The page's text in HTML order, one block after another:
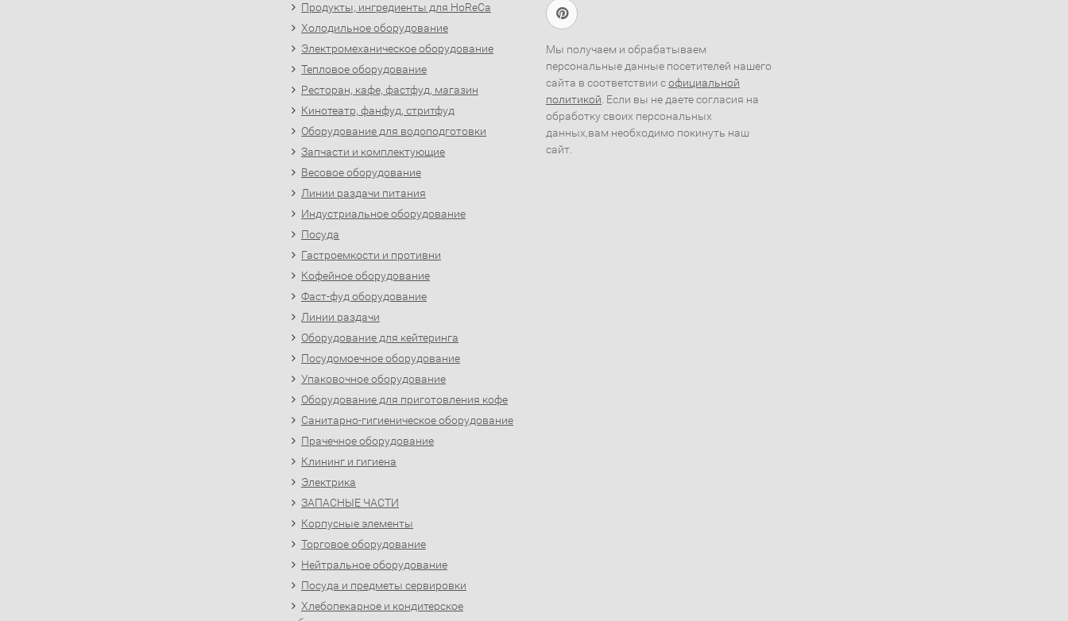
Продукты, ингредиенты для HoReCa
Холодильное оборудование
Электромеханическое оборудование
Тепловое оборудование
Ресторан, кафе, фастфуд, магазин
Кинотеатр, фанфуд, стритфуд
Оборудование для водоподготовки
Запчасти и комплектующие
Весовое оборудование
Линии раздачи питания
Индустриальное оборудование
Посуда
Гастроемкости и противни
Кофейное оборудование
Фаст-фуд оборудование
Линии раздачи
Оборудование для кейтеринга
Посудомоечное оборудование
Упаковочное оборудование
Оборудование для приготовления кофе
Санитарно-гигиеническое оборудование
Прачечное оборудование
Клининг и гигиена
Электрика
ЗАПАСНЫЕ ЧАСТИ
Корпусные элементы
Торговое оборудование
Нейтральное оборудование
Посуда и предметы сервировки
Хлебопекарное и кондитерское
Мы получаем и обрабатываем
персональные данные посетителей нашего
сайта в соответствии софициальной
политикой . Если вы не даете согласия на
обработку своих персональных
данных,вам необходимо покинуть наш
сайт.